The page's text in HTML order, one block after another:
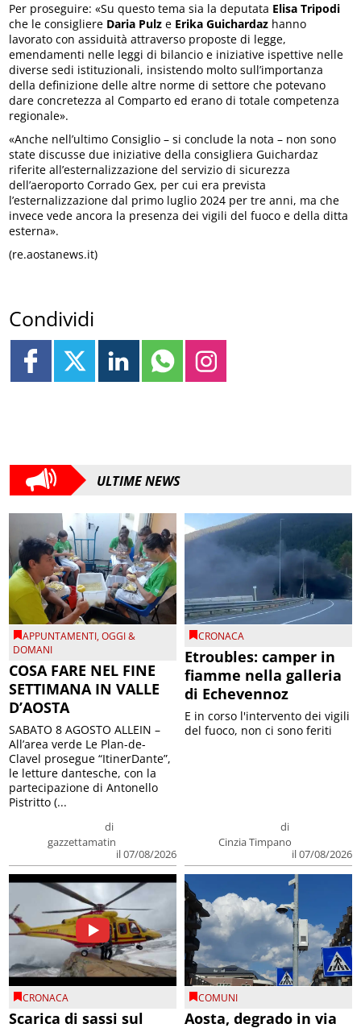
Per proseguire: «Su questo tema sia la deputata Elisa Tripodi
che le consigliere Daria Pulz e Erika Guichardaz hanno
lavorato con assiduità attraverso proposte di legge,
emendamenti nelle leggi di bilancio e iniziative ispettive nelle
diverse sedi istituzionali, insistendo molto sull’importanza
della definizione delle altre norme di settore che potevano
dare concretezza al Comparto ed erano di totale competenza
regionale».
«Anche nell’ultimo Consiglio – si conclude la nota – non sono
state discusse due iniziative della consigliera Guichardaz
riferite all’esternalizzazione del servizio di sicurezza
dell’aeroporto Corrado Gex, per cui era prevista
l’esternalizzazione dal primo luglio 2024 per tre anni, ma che
invece vede ancora la presenza dei vigili del fuoco e della ditta
esterna».
(re.aostanews.it)
Condividi
ULTIME NEWS
APPUNTAMENTI,OGGI &
DOMANI
COSA FARE NEL FINE
SETTIMANA IN VALLE
D’AOSTA
di
gazzettamatin
il 07/08/2026
SABATO 8 AGOSTO ALLEIN –
All’area verde Le Plan-de-
Clavel prosegue “ItinerDante”,
le letture dantesche, con la
partecipazione di Antonello
Pistritto (...
CRONACA
Etroubles: camper in
fiamme nella galleria
di Echevennoz
di
Cinzia Timpano
il 07/08/2026
E in corso l'intervento dei vigili
del fuoco, non ci sono feriti
CRONACA
Scarica di sassi sul
COMUNI
Aosta, degrado in via